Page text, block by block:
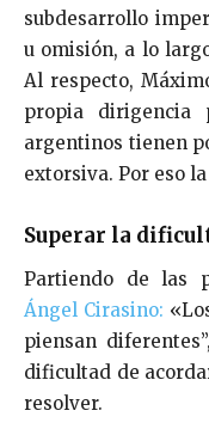
subdesarrollo
u omisión, a lo
Al respecto,
propia dirigencia
argentinos tienen
extorsiva. Por eso
Superar la
Partiendo de las
Ángel Cirasino:
piensan
dificultad de
resolver.